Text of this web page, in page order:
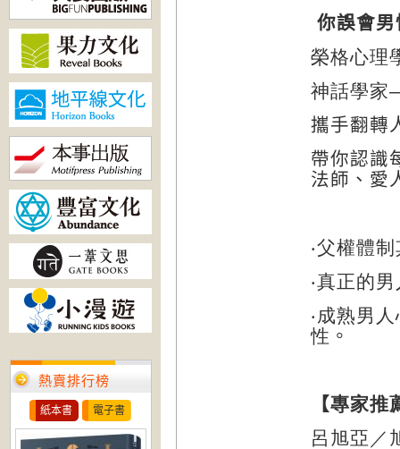
熱賣排行榜
紙本書 電子書
你誤會
榮格心理
神話學家
攜手翻轉
帶你認識
法師、愛
‧父權體
‧真正的
‧成熟男
性 。
【專家推
呂旭亞／